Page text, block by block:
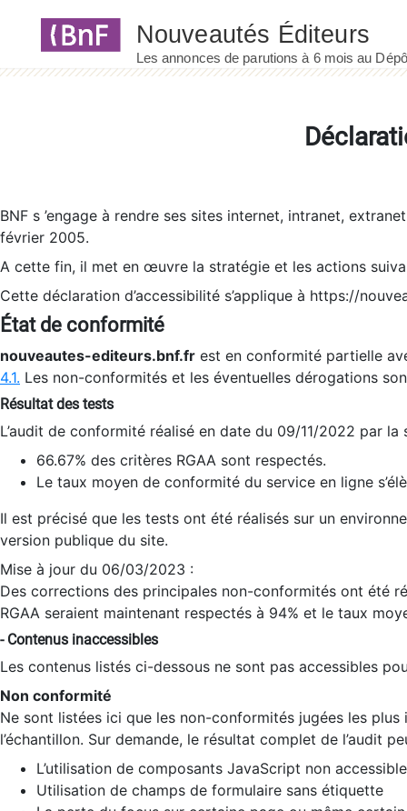
BNF s ’engage à rendre ses sites internet, intranet,
février 2005.
A cette fin, il met en œuvre la stratégie et les actions
Cette déclaration d’accessibilité s’applique à https://
État de conformité
nouveautes-editeurs.bnf.fr est en conformité partielle
4.1. Les non-conformités et les éventuelles dérogations
Résultat des tests
L’audit de conformité réalisé en date du 09/11/2022 par
66.67% des critères RGAA sont respectés.
Le taux moyen de conformité du service en ligne
Il est précisé que les tests ont été réalisés sur un
version publique du site.
Mise à jour du 06/03/2023 :
Des corrections des principales non-conformités ont été
RGAA seraient maintenant respectés à 94% et le taux
- Contenus inaccessibles
Les contenus listés ci-dessous ne sont pas accessibles
Non conformité
Ne sont listées ici que les non-conformités jugées les
l’échantillon. Sur demande, le résultat complet de l’audit
L’utilisation de composants JavaScript non
Utilisation de champs de formulaire sans étiquette